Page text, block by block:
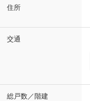
住所
交通
総戸数／階建